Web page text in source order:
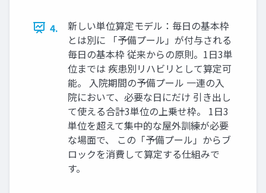
4.
新しい単位算定モデル：毎日の基本枠
とは別に 「予備プール」が付与される
毎日の基本枠 従来からの原則。1日3単
位までは 疾患別リハビリとして算定可
能。 入院期間の予備プール 一連の入
院において、必要な日にだけ 引き出し
て使える合計3単位の上乗せ枠。 1日3
単位を超えて集中的な屋外訓練が必要
な場面で、 この「予備プール」からブ
ロックを消費して算定する仕組みで
す。